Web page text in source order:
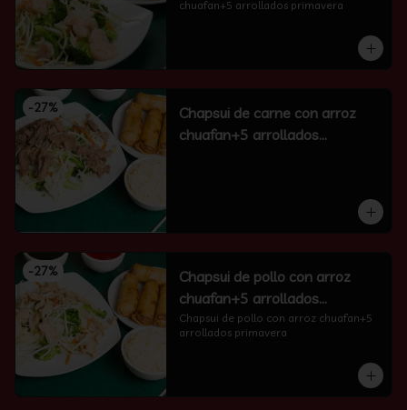
chuafan+5 arrollados primavera
-27%
Chapsui de carne con arroz
chuafan+5 arrollados
-27%
Chapsui de pollo con arroz
chuafan+5 arrollados
primavera
Chapsui de pollo con arroz chuafan+5
arrollados primavera